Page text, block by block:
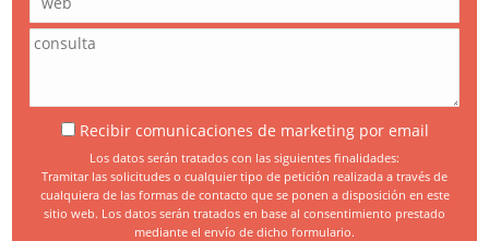
Recibir comunicaciones de marketing por email
Los datos serán tratados con las siguientes finalidades:
Tramitar las solicitudes o cualquier tipo de petición realizada a través de
cualquiera de las formas de contacto que se ponen a disposición en este
sitio web. Los datos serán tratados en base al consentimiento prestado
mediante el envío de dicho formulario.